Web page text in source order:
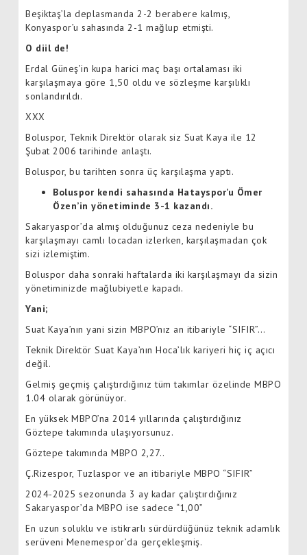
Beşiktaş’la deplasmanda 2-2 berabere kalmış,
Konyaspor’u sahasında 2-1 mağlup etmişti.
O diil de!
Erdal Güneş’in kupa harici maç başı ortalaması iki
karşılaşmaya göre 1,50 oldu ve sözleşme karşılıklı
sonlandırıldı.
XXX
Boluspor, Teknik Direktör olarak siz Suat Kaya ile 12
Şubat 2006 tarihinde anlaştı.
Boluspor, bu tarihten sonra üç karşılaşma yaptı.
Boluspor kendi sahasında Hatayspor’u Ömer
Özen’in yönetiminde 3-1 kazandı.
Sakaryaspor’da almış olduğunuz ceza nedeniyle bu
karşılaşmayı camlı locadan izlerken, karşılaşmadan çok
sizi izlemiştim.
Boluspor daha sonraki haftalarda iki karşılaşmayı da sizin
yönetiminizde mağlubiyetle kapadı.
Yani;
Suat Kaya’nın yani sizin MBPO’nız an itibariyle “SIFIR”…
Teknik Direktör Suat Kaya’nın Hoca’lık kariyeri hiç iç açıcı
değil.
Gelmiş geçmiş çalıştırdığınız tüm takımlar özelinde MBPO
1.04 olarak görünüyor.
En yüksek MBPO’na 2014 yıllarında çalıştırdığınız
Göztepe takımında ulaşıyorsunuz.
Göztepe takımında MBPO 2,27..
Ç.Rizespor, Tuzlaspor ve an itibariyle MBPO “SIFIR”
2024-2025 sezonunda 3 ay kadar çalıştırdığınız
Sakaryaspor’da MBPO ise sadece “1,00”
En uzun soluklu ve istikrarlı sürdürdüğünüz teknik adamlık
serüveni Menemespor’da gerçekleşmiş.